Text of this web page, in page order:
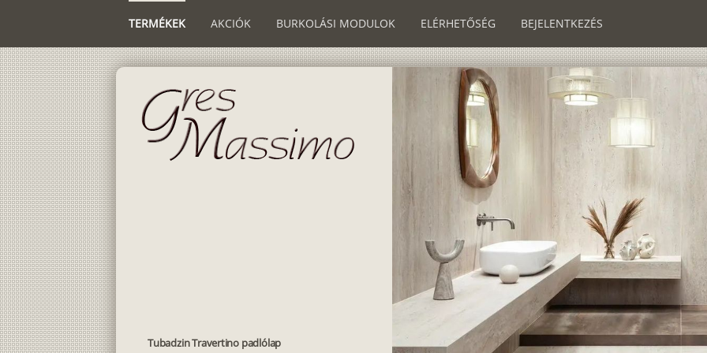
TERMÉKEK AKCIÓK BURKOLÁSI MODULOK ELÉRHETŐSÉG BEJELENTKEZÉS
Tubadzin Travertino padlólap